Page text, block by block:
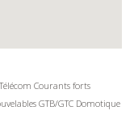
Courants forts
GTB/GTC Domotique